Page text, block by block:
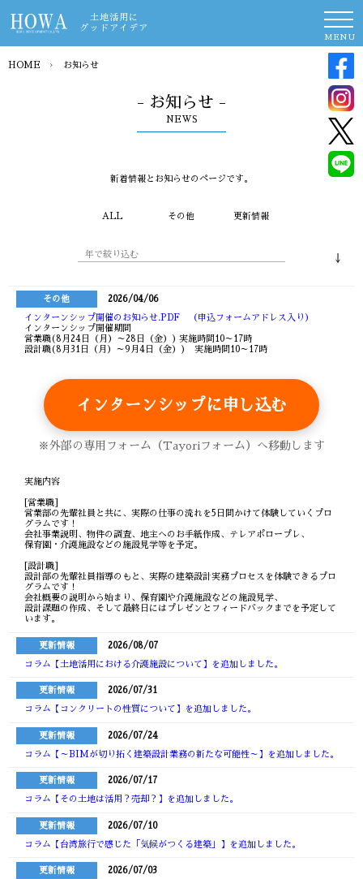
土地活用に
グッドアイデア
MENU
- お知らせ -
NEWS
HOME › お知らせ
新着情報とお知らせのページです。
ALL その他 更新情報
年で絞り込む
その他 2026/04/06
インターンシップ開催のお知らせ.PDF （申込フォームアドレス入り）
インターンシップ開催期間
営業職(8月24日（月）～28日（金）) 実施時間10～17時
設計職(8月31日（月）～9月4日（金）) 実施時間10～17時
インターンシップに申し込む
※外部の専用フォーム（Tayoriフォーム）へ移動します
実施内容
[営業職]
営業部の先輩社員と共に、実際の仕事の流れを5日間かけて体験していくプロ
グラムです！
会社事業説明、物件の調査、地主へのお手紙作成、テレアポロープレ、
保育園・介護施設などの施設見学等を予定。
[設計職]
設計部の先輩社員指導のもと、実際の建築設計実務プロセスを体験できるプロ
グラムです！
会社概要の説明から始まり、保育園や介護施設などの施設見学、
設計課題の作成、そして最終日にはプレゼンとフィードバックまでを予定して
います。
更新情報 2026/08/07
コラム【土地活用における介護施設について】を追加しました。
更新情報 2026/07/31
コラム【コンクリートの性質について】を追加しました。
更新情報 2026/07/24
コラム【～BIMが切り拓く建築設計業務の新たな可能性～】を追加しました。
更新情報 2026/07/17
コラム【その土地は活用？売却？】を追加しました。
更新情報 2026/07/10
コラム【台湾旅行で感じた「気候がつくる建築」】を追加しました。
更新情報 2026/07/03